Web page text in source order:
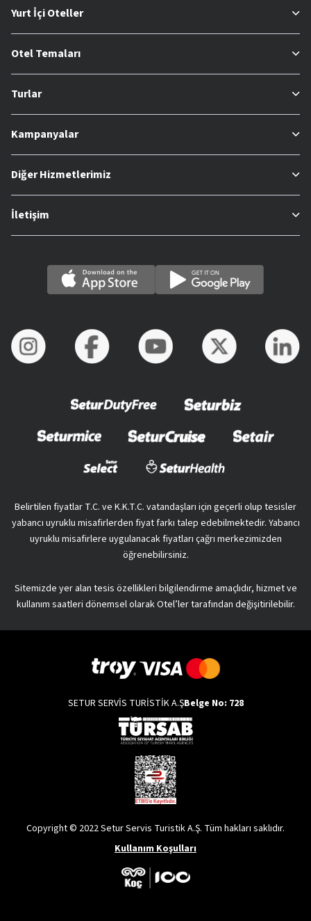
Yurt İçi Oteller
Otel Temaları
Turlar
Kampanyalar
Diğer Hizmetlerimiz
İletişim
Belirtilen fiyatlar T.C. ve K.K.T.C. vatandaşları için geçerli olup tesisler
yabancı uyruklu misafirlerden fiyat farkı talep edebilmektedir. Yabancı
uyruklu misafirlere uygulanacak fiyatları çağrı merkezimizden
öğrenebilirsiniz.
Sitemizde yer alan tesis özellikleri bilgilendirme amaçlıdır, hizmet ve
kullanım saatleri dönemsel olarak Otel’ler tarafından değişitirilebilir.
SETUR SERVİS TURİSTİK A.ŞBelge No: 728
Copyright © 2022 Setur Servis Turistik A.Ş. Tüm hakları saklıdır.
Kullanım Koşulları